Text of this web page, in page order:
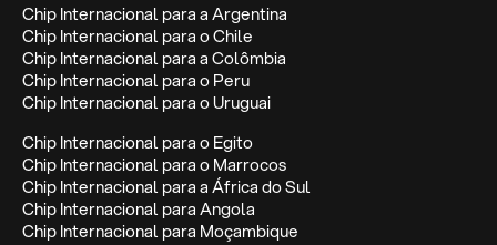
Chip Internacional para a Argentina
Chip Internacional para o Chile
Chip Internacional para a Colômbia
Chip Internacional para o Peru
Chip Internacional para o Uruguai
Chip Internacional para o Egito
Chip Internacional para o Marrocos
Chip Internacional para a África do Sul
Chip Internacional para Angola
Chip Internacional para Moçambique